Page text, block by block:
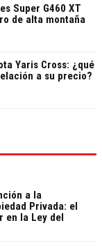
Super G460 XT
de alta montaña
Yaris Cross: ¿qué
a su precio?
a la
Privada: el
en la Ley del